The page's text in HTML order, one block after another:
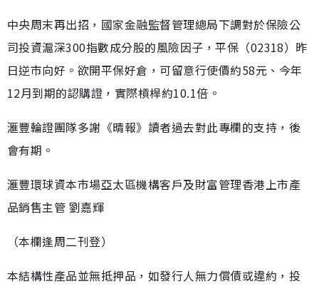
中央周末再出招，國家金融監督管理總局下調對於保險公
司投資滬深300指數成分股的風險因子，平保（02318）昨
日逆市向好。欲開平保好倉，可留意行使價約58元、今年
12月到期的認購證，實際槓桿約10.1倍。
滙豐輪證團隊多謝《晴報》讀者過去對此專欄的支持，後
會有期。
滙豐環球資本市場亞太區機構客戶及財富管理香港上市產
品銷售主管 劉嘉輝
（本欄逢周二刊登）
本結構性產品並無抵押品，如發行人無力償債或違約，投